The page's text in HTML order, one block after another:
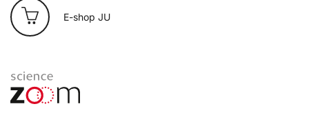
E-shop JU